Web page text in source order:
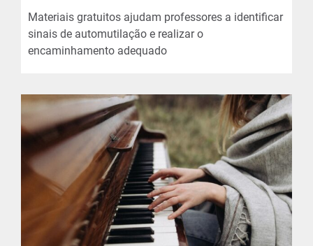
Materiais gratuitos ajudam professores a identificar
sinais de automutilação e realizar o
encaminhamento adequado